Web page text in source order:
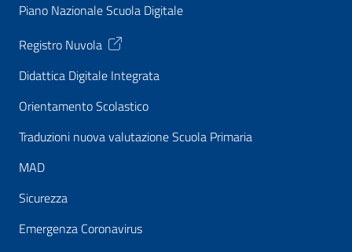
Piano Nazionale Scuola Digitale
Registro Nuvola
Didattica Digitale Integrata
Orientamento Scolastico
Traduzioni nuova valutazione Scuola Primaria
MAD
Sicurezza
Emergenza Coronavirus